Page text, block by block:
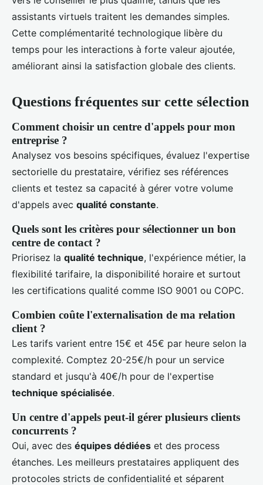
assistants virtuels traitent les demandes simples.
Cette complémentarité technologique libère du
temps pour les interactions à forte valeur ajoutée,
améliorant ainsi la satisfaction globale des clients.
Questions fréquentes sur cette sélection
Comment choisir un centre d'appels pour mon
entreprise ?
Analysez vos besoins spécifiques, évaluez l'expertise
sectorielle du prestataire, vérifiez ses références
clients et testez sa capacité à gérer votre volume
d'appels avec qualité constante.
Quels sont les critères pour sélectionner un bon
centre de contact ?
Priorisez la qualité technique, l'expérience métier, la
flexibilité tarifaire, la disponibilité horaire et surtout
les certifications qualité comme ISO 9001 ou COPC.
Combien coûte l'externalisation de ma relation
client ?
Les tarifs varient entre 15€ et 45€ par heure selon la
complexité. Comptez 20-25€/h pour un service
standard et jusqu'à 40€/h pour de l'expertise
technique spécialisée.
Un centre d'appels peut-il gérer plusieurs clients
concurrents ?
Oui, avec des équipes dédiées et des process
étanches. Les meilleurs prestataires appliquent des
protocoles stricts de confidentialité et séparent